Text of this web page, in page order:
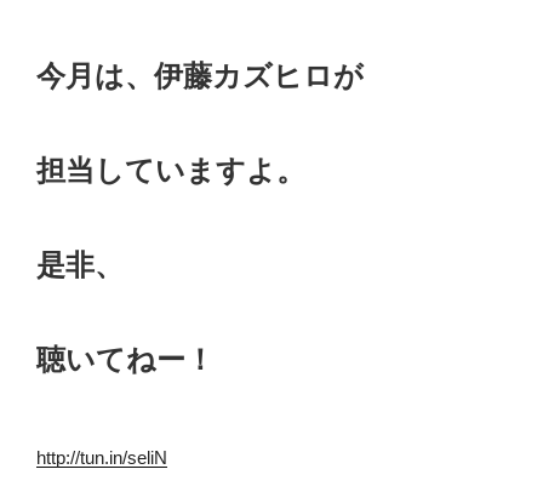
今月は、伊藤カズヒロが
担当していますよ。
是非、
聴いてねー！
http://tun.in/seliN